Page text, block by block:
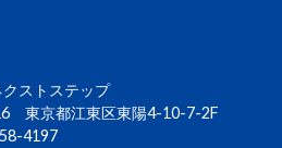
ストステップ
東京都江東区東陽4-10-7-2F
4197